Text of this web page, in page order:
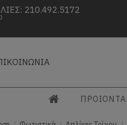
210.492.5172
ΠΡΟΙΟΝΤΑ